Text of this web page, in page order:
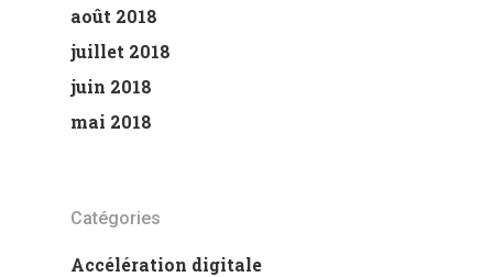
août 2018
juillet 2018
juin 2018
mai 2018
Catégories
Accélération digitale